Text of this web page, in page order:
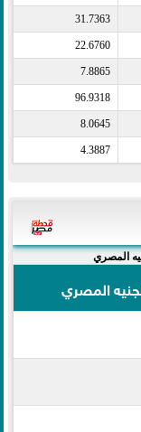
31.7363
22.6760
7.8865
96.9318
8.0645
4.3887
المصري
المصري